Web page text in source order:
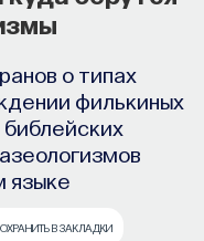
о типах
филькиных
языке
В ЗАКЛАДКИ